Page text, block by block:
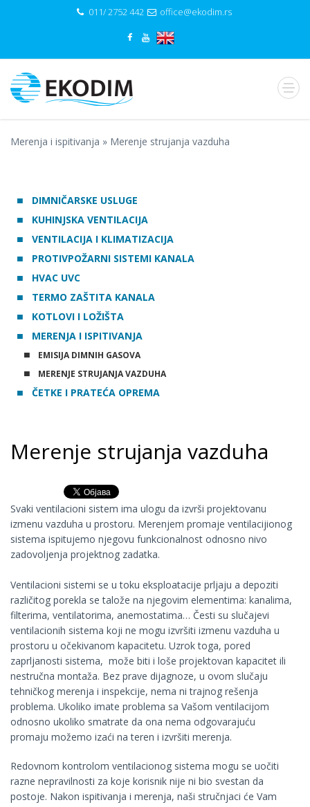
011/ 2752 442 office@ekodim.rs
Merenja i ispitivanja » Merenje strujanja vazduha
DIMNIČARSKE USLUGE
KUHINJSKA VENTILACIJA
VENTILACIJA I KLIMATIZACIJA
PROTIVPOŽARNI SISTEMI KANALA
HVAC UVC
TERMO ZAŠTITA KANALA
KOTLOVI I LOŽIŠTA
MERENJA I ISPITIVANJA
EMISIJA DIMNIH GASOVA
MERENJE STRUJANJA VAZDUHA
ČETKE I PRATEĆA OPREMA
Merenje strujanja vazduha
Svaki ventilacioni sistem ima ulogu da izvrši projektovanu
izmenu vazduha u prostoru. Merenjem promaje ventilacijionog
sistema ispitujemo njegovu funkcionalnost odnosno nivo
zadovoljenja projektnog zadatka.
Ventilacioni sistemi se u toku eksploatacije prljaju a depoziti
različitog porekla se talože na njegovim elementima: kanalima,
filterima, ventilatorima, anemostatima… Česti su slučajevi
ventilacionih sistema koji ne mogu izvršiti izmenu vazduha u
prostoru u očekivanom kapacitetu. Uzrok toga, pored
zaprljanosti sistema, može biti i loše projektovan kapacitet ili
nestručna montaža. Bez prave dijagnoze, u ovom slučaju
tehničkog merenja i inspekcije, nema ni trajnog rešenja
problema. Ukoliko imate problema sa Vašom ventilacijom
odnosno ukoliko smatrate da ona nema odgovarajuću
promaju možemo izaći na teren i izvršiti merenja.
Redovnom kontrolom ventilacionog sistema mogu se uočiti
razne nepravilnosti za koje korisnik nije ni bio svestan da
postoje. Nakon ispitivanja i merenja, naši stručnjaci će Vam